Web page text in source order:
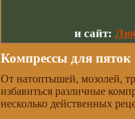
и сайт:
Компрессы для пяток
От натоптышей, мозолей,
избавиться различные
несколько действенных